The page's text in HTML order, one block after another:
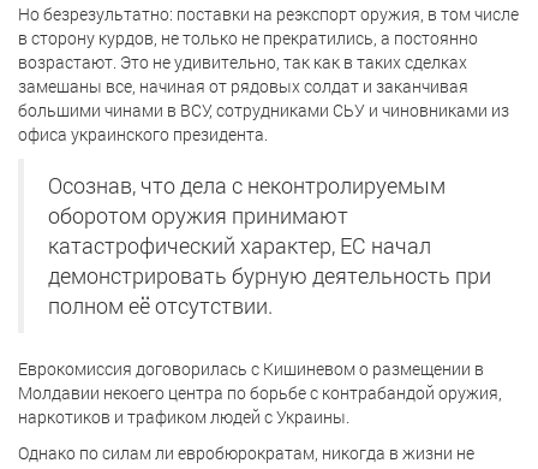
Но безрезультатно: поставки на реэкспорт оружия, в том числе
в сторону курдов, не только не прекратились, а постоянно
возрастают. Это не удивительно, так как в таких сделках
замешаны все, начиная от рядовых солдат и заканчивая
большими чинами в ВСУ, сотрудниками СЬУ и чиновниками из
офиса украинского президента.
Осознав, что дела с неконтролируемым
оборотом оружия принимают
катастрофический характер, ЕС начал
демонстрировать бурную деятельность при
полном её отсутствии.
Еврокомиссия договорилась с Кишиневом о размещении в
Молдавии некоего центра по борьбе с контрабандой оружия,
наркотиков и трафиком людей с Украины.
Однако по силам ли евробюрократам, никогда в жизни не